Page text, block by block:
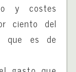
y costes
ciento del
que es de